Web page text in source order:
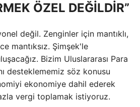
ÖZEL DEĞİLDİR”
değil. Zenginler için mantıklı,
mantıksız. Şimşek'le
Bizim Uluslararası Para
desteklememiz söz konusu
ekonomiye dahil ederek
vergi toplamak istiyoruz.